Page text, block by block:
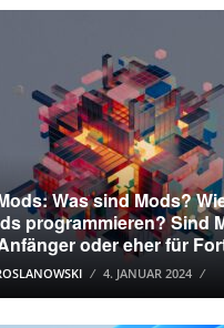
Was sind Mods?
programmieren? Sind
oder eher für
4. JANUAR 2024